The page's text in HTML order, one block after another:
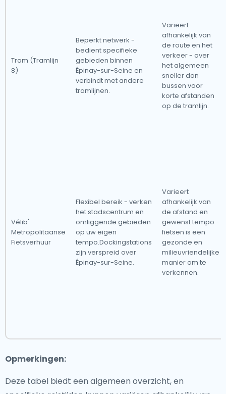
Tram (Tramlijn
8)
Beperkt netwerk -
bedient specifieke
gebieden binnen
Épinay-sur-Seine en
verbindt met andere
tramlijnen.
Varieert
afhankelijk van
de route en het
verkeer - over
het algemeen
sneller dan
bussen voor
korte afstanden
op de tramlijn.
Vélib'
Metropolitaanse
Fietsverhuur
Flexibel bereik - verken
het stadscentrum en
omliggende gebieden
op uw eigen
tempo.Dockingstations
zijn verspreid over
Épinay-sur-Seine.
Varieert
afhankelijk van
de afstand en
gewenst tempo -
fietsen is een
gezonde en
milieuvriendelijke
manier om te
verkennen.
Opmerkingen:
Deze tabel biedt een algemeen overzicht, en